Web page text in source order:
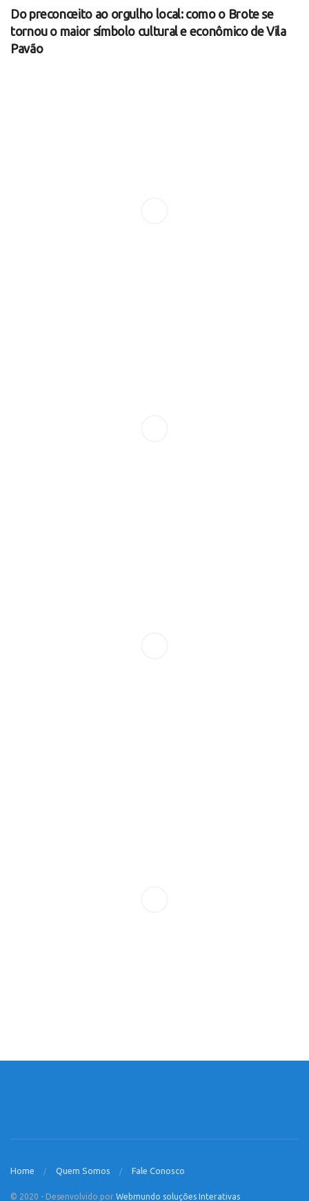
Do preconceito ao orgulho local: como o Brote se
tornou o maior símbolo cultural e econômico de Vila
Pavão
Home Quem Somos Fale Conosco
© 2020 - Desenvolvido por Webmundo soluções Interativas